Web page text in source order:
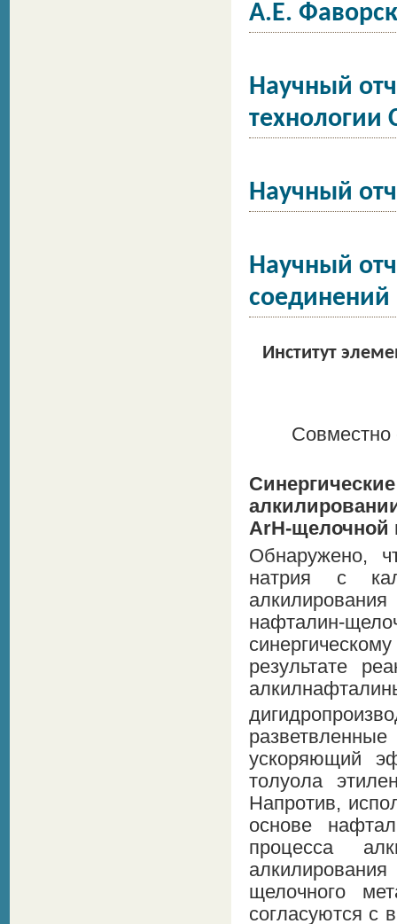
А.Е.
Научный
технологии
Научный
Научный
соединений
Институт
Совместно
ArH-щелочной
Обнаружено,
натрия с
нафталин-
результате
ускоряющий
толуола
Напротив,
основе
процесса
щелочного
согласуются с